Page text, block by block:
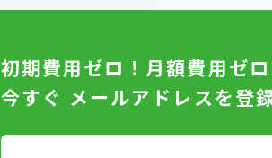
初期費用ゼロ！月額費用ゼ
今すぐ メールアドレスを登